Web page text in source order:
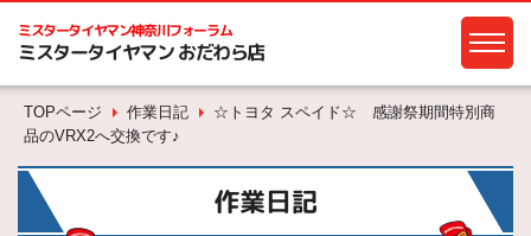
ミスタータイヤマン神奈川フォーラム
ミスタータイヤマン おだわら店
TOPページ 作業日記
☆トヨタ スペイド☆ 感謝祭期間特別商
品のVRX2へ交換です♪
作業日記